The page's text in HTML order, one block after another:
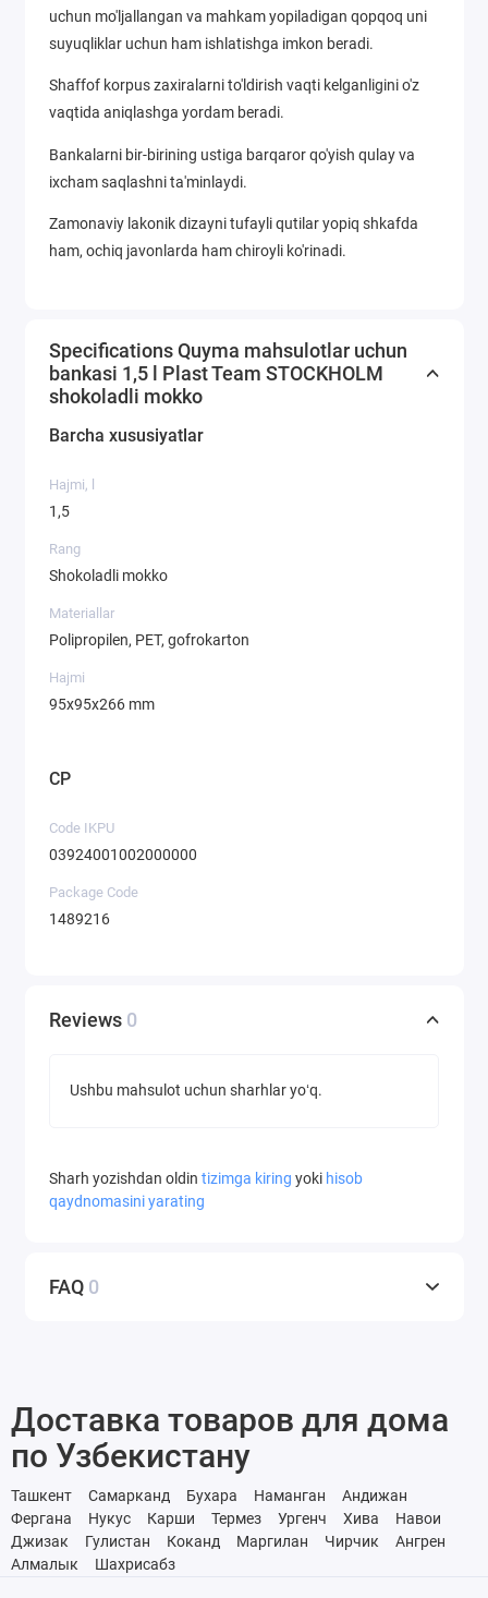
uchun mo'ljallangan va mahkam yopiladigan qopqoq uni
suyuqliklar uchun ham ishlatishga imkon beradi.
Shaffof korpus zaxiralarni to'ldirish vaqti kelganligini o'z
vaqtida aniqlashga yordam beradi.
Bankalarni bir-birining ustiga barqaror qo'yish qulay va
ixcham saqlashni ta'minlaydi.
Zamonaviy lakonik dizayni tufayli qutilar yopiq shkafda
ham, ochiq javonlarda ham chiroyli ko'rinadi.
Specifications Quyma mahsulotlar uchun
bankasi 1,5 l Plast Team STOCKHOLM
shokoladli mokko
Barcha xususiyatlar
Hajmi, l
1,5
Rang
Shokoladli mokko
Materiallar
Polipropilen, PET, gofrokarton
Hajmi
95х95х266 mm
CP
Code IKPU
03924001002000000
Package Code
1489216
Reviews 0
Ushbu mahsulot uchun sharhlar yoʻq.
Sharh yozishdan oldin tizimga kiring yoki hisob
qaydnomasini yarating
FAQ 0
Доставка товаров для дома
по Узбекистану
Ташкент Самарканд Бухара Наманган
Андижан
Фергана
Нукус Карши Термез Ургенч Хива
Навои
Джизак
Гулистан Коканд Маргилан Чирчик
Ангрен
Алмалык
Шахрисабз